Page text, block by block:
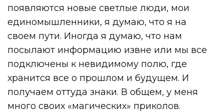
появляются новые светлые люди, мои
единомышленники, я думаю, что я на
своем пути. Иногда я думаю, что нам
посылают информацию извне или мы все
подключены к невидимому полю, где
хранится все о прошлом и будущем. И
получаем оттуда знаки. В общем, у меня
много своих «магических» приколов.